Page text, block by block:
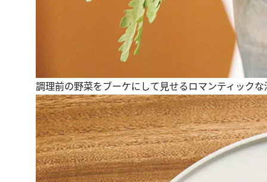
調理前の野菜をブーケにして見せるロマンティック